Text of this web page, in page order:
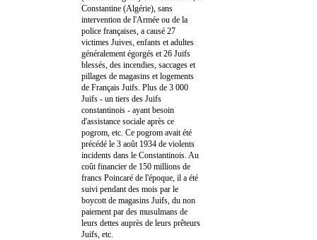
Constantine (Algérie), sans
intervention de l'Armée ou de la
police françaises, a causé 27
victimes Juives, enfants et adultes
généralement égorgés et 26 Juifs
blessés, des incendies, saccages et
pillages de magasins et logements
de Français Juifs. Plus de 3 000
Juifs - un tiers des Juifs
constantinois - ayant besoin
d'assistance sociale après ce
pogrom, etc. Ce pogrom avait été
précédé le 3 août 1934 de violents
incidents dans le Constantinois. Au
coût financier de 150 millions de
francs Poincaré de l'époque, il a été
suivi pendant des mois par le
boycott de magasins Juifs, du non
paiement par des musulmans de
leurs dettes auprès de leurs prêteurs
Juifs, etc.